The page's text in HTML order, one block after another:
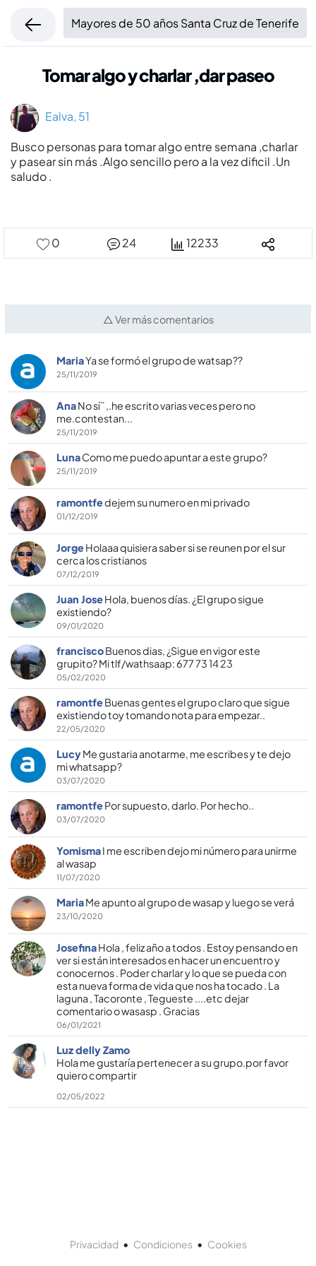
Mayores de 50 años Santa Cruz de Tenerife
Tomar algo y charlar ,dar paseo
Ealva, 51
Busco personas para tomar algo entre semana ,charlar
y pasear sin más .Algo sencillo pero a la vez dificil .Un
saludo .
0 24 12233
△ Ver más comentarios
MariaYa se formó el grupo de watsap??
25/11/2019
AnaNo sí¨ ,.he escrito varias veces pero no
me.contestan...
25/11/2019
LunaComo me puedo apuntar a este grupo?
25/11/2019
ramontfedejem su numero en mi privado
01/12/2019
JorgeHolaaa quisiera saber si se reunen por el sur
cerca los cristianos
07/12/2019
Juan JoseHola, buenos dí­as. ¿El grupo sigue
existiendo?
09/01/2020
franciscoBuenos dias, ¿Sigue en vigor este
grupito? Mi tlf/wathsaap: 677 73 14 23
05/02/2020
ramontfeBuenas gentes el grupo claro que sigue
existiendo toy tomando nota para empezar..
22/05/2020
LucyMe gustaria anotarme, me escribes y te dejo
mi whatsapp?
03/07/2020
ramontfePor supuesto, darlo. Por hecho..
03/07/2020
YomismaI me escriben dejo mi número para unirme
al wasap
11/07/2020
MariaMe apunto al grupo de wasap y luego se verá
23/10/2020
JosefinaHola , feliz año a todos . Estoy pensando en
ver si están interesados en hacer un encuentro y
conocernos . Poder charlar y lo que se pueda con
esta nueva forma de vida que nos ha tocado . La
laguna , Tacoronte , Tegueste ....etc dejar
comentario o wasasp . Gracias
06/01/2021
Luz delly Zamo
Hola me gustarí­a pertenecer a su grupo.por favor
quiero compartir
02/05/2022
Privacidad• Condiciones• Cookies